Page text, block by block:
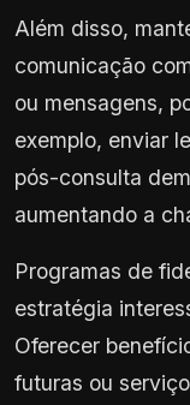
Além disso,
comunicação
ou mensagens,
exemplo, enviar
pós-consulta
aumentando a
Programas de
estratégia
Oferecer
futuras ou